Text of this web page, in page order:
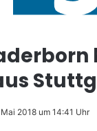
2018 um 14:41 Uhr